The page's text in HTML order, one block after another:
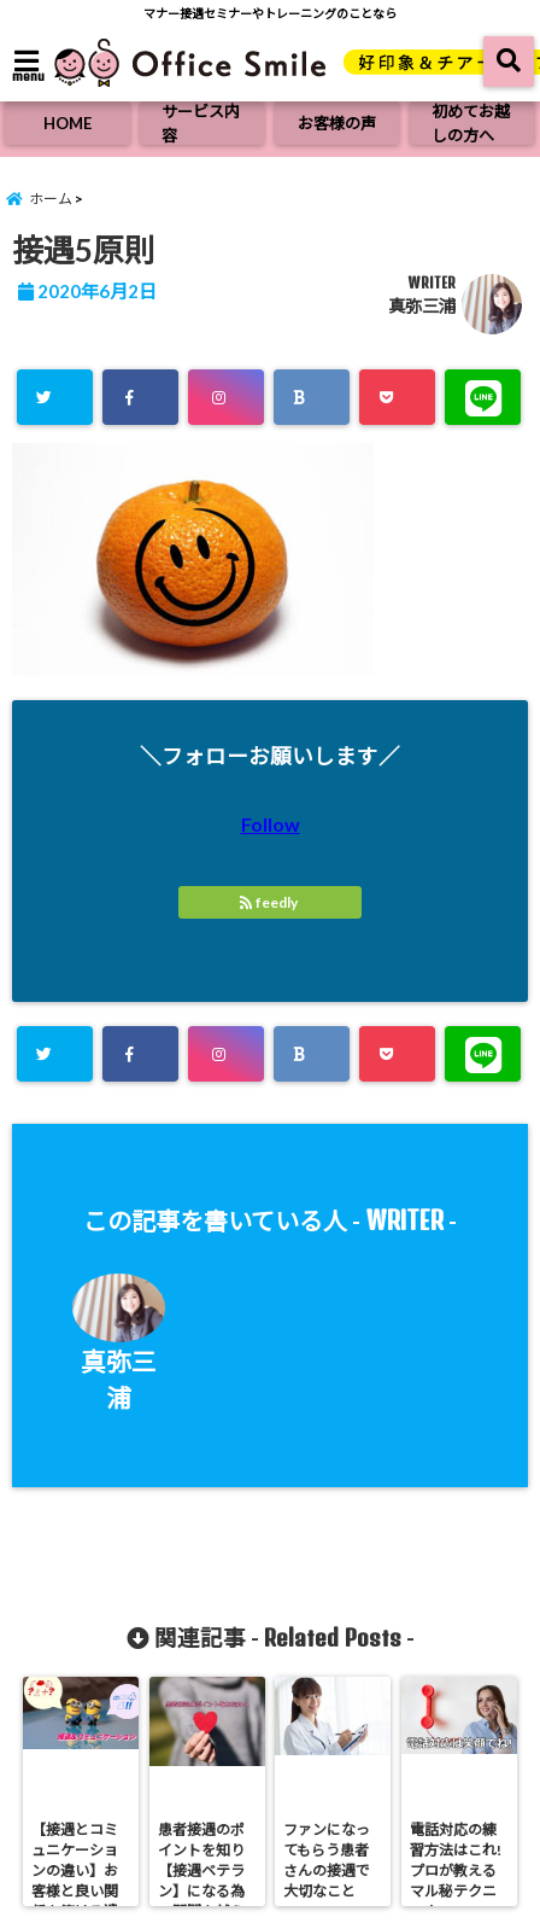
マナー接遇セミナーやトレーニングのことなら
menu
HOME
サービス内
容
お客様の声
初めてお越
しの方へ
ホーム
接遇5原則
2020年6月2日 WRITER
真弥三浦
＼フォローお願いします／
Follow
feedly
この記事を書いている人 - WRITER-
真弥三
浦
関連記事 - Related Posts-
【接遇とコミ
ュニケーショ
ンの違い】お
客様と良い関
係を築ける遣
患者接遇のポ
イントを知り
【接遇ベテラ
ン】になる為
の関門を越え
ファンになっ
てもらう患者
さんの接遇で
大切なこと
電話対応の練
習方法はこれ!
プロが教える
マル秘テクニ
ック。